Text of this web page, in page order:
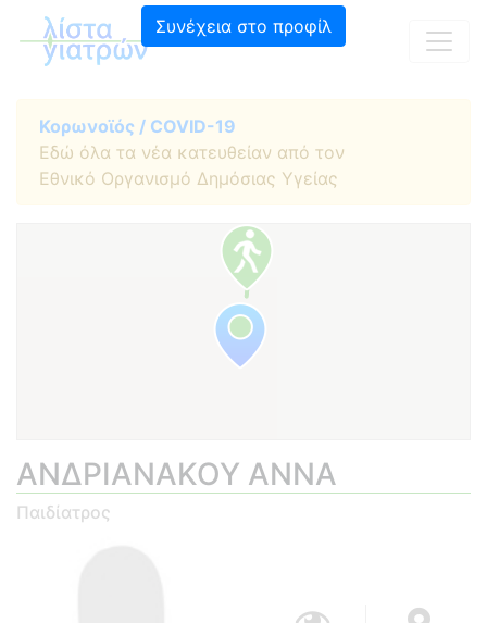
Συνέχεια στο προφίλ
Κορωνοϊός / COVID-19
Εδώ όλα τα νέα κατευθείαν από τον
Εθνικό Οργανισμό Δημόσιας Υγείας
ΑΝΔΡΙΑΝΑΚΟΥ ΑΝΝΑ
Παιδίατρος